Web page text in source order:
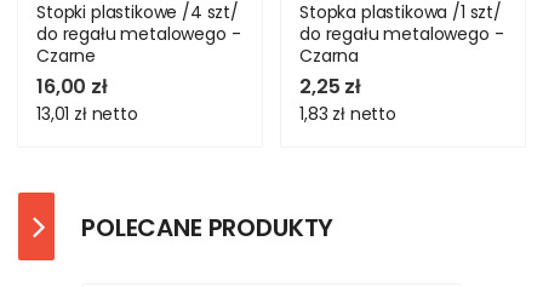
Stopki plastikowe /4 szt/
do regału metalowego -
Czarne
16,00 zł
13,01 zł netto
Stopka plastikowa /1 szt/
do regału metalowego -
Czarna
2,25 zł
1,83 zł netto
POLECANE PRODUKTY